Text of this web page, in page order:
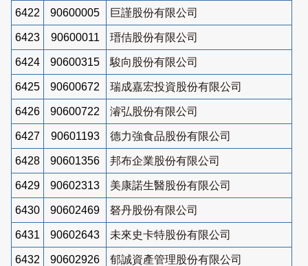
6422 90600005 巨謹股份有限公司
6423 90600011 瑨佶股份有限公司
6424 90600315 駿向股份有限公司
6425 90600672 瑞成嘉宏投資股份有限公司
6426 90600722 濬弘股份有限公司
6427 90601193 德力強食品股份有限公司
6428 90601356 邦布企業股份有限公司
6429 90602313 美康諾生醫股份有限公司
6430 90602469 砮丹股份有限公司
6431 90602643 未來史卡特股份有限公司
6432 90602926 郁誠資產管理股份有限公司